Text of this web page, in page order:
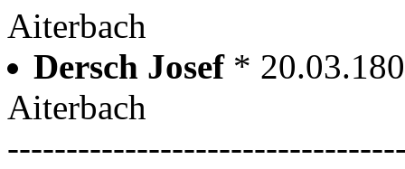
Aiterbach
Dersch Josef *
Aiterbach